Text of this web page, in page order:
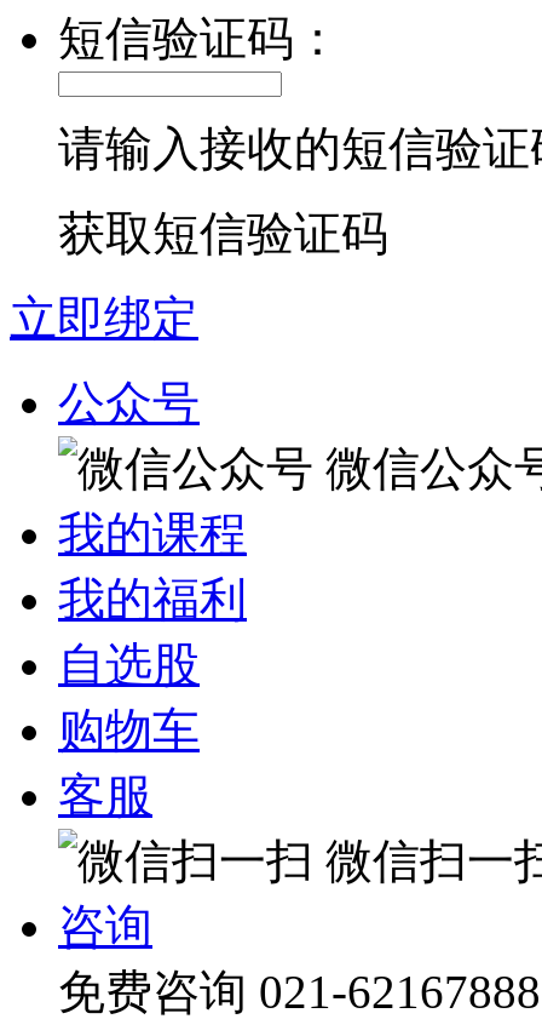
短信验证码：
请输入接收的短信验证
获取短信验证码
立即绑定
公众号
微信公众
我的课程
我的福利
自选股
购物车
客服
微信扫一
咨询
免费咨询 021-62167888